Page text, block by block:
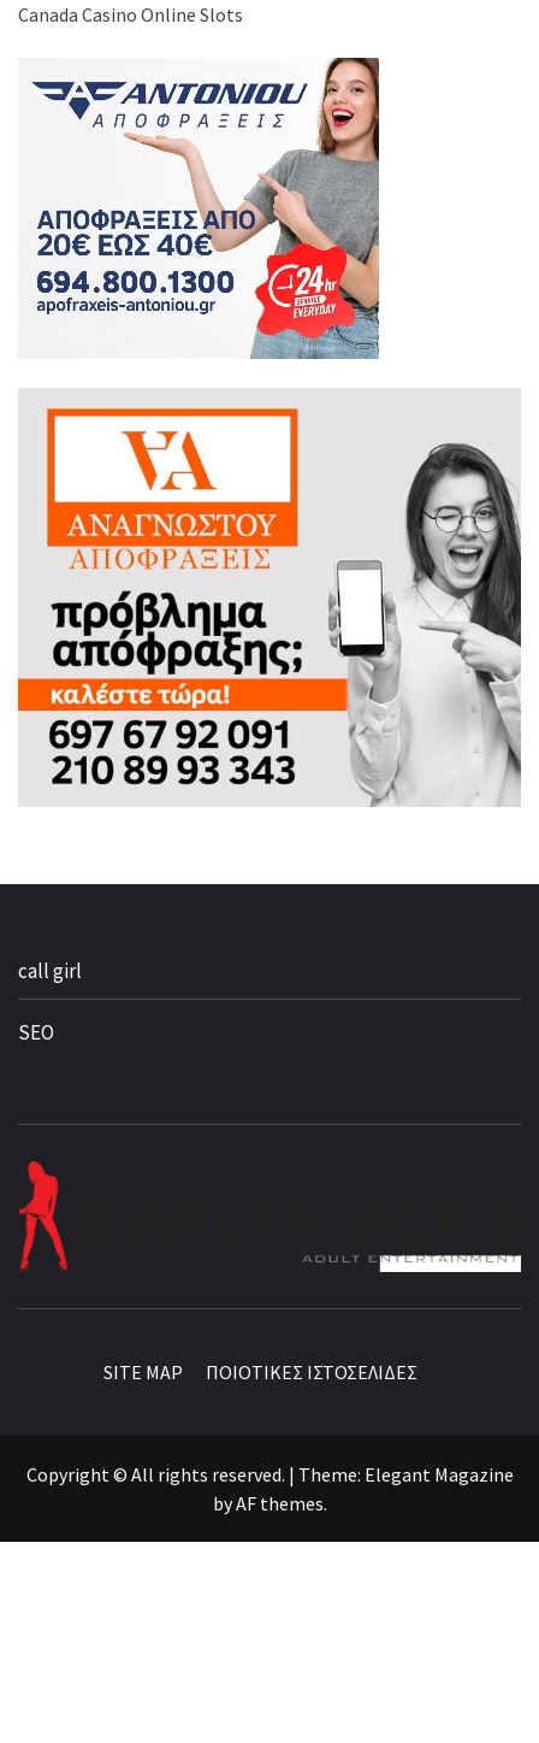
Canada Casino Online Slots
call girl
SEO
SITE MAP ΠΟΙΟΤΙΚΕΣ ΙΣΤΟΣΕΛΙΔΕΣ
Copyright © All rights reserved. | Theme: Elegant Magazine
byAF themes.